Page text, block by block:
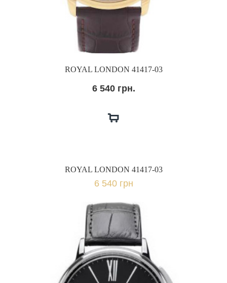
ROYAL LONDON 41417-03
6 540 грн.
ROYAL LONDON 41417-03
6 540 грн